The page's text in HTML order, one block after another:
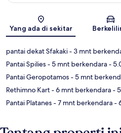
Peta
Yang ada di sekitar
pantai dekat Sfakaki- 3 mnt
Pantai Spilies- 5 mnt berkendara-
Pantai Geropotamos- 5 mnt
Rethimno Kart- 6 mnt berkendara-
Pantai Platanes- 7 mnt berkendara-